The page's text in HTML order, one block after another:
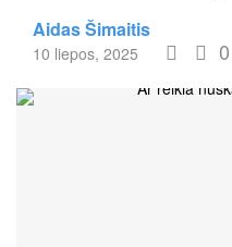
Aidas Šimaitis
10 liepos, 2025 0